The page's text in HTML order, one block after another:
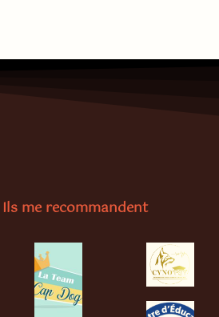
Ils me recommandent